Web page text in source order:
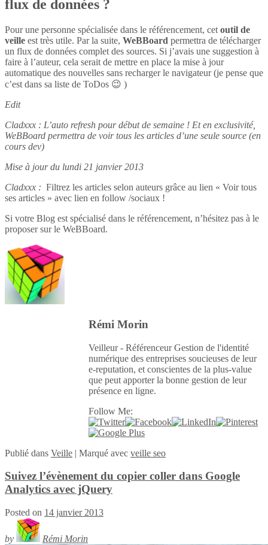
flux de données ?
Pour une personne spécialisée dans le référencement, cet outil de
veille est très utile. Par la suite, WeBBoard permettra de télécharger
un flux de données complet des sources. Si j’avais une suggestion à
faire à l’auteur, cela serait de mettre en place la mise à jour
automatique des nouvelles sans recharger le navigateur (je pense que
c’est dans sa liste de ToDos 😉 )
Edit
Cladxxx : L’auto refresh pour début de semaine ! Et en exclusivité,
WeBBoard permettra de voir tous les articles d’une seule source (en
cours dev)
Mise à jour du lundi 21 janvier 2013
Cladxxx : Filtrez les articles selon auteurs grâce au lien « Voir tous
ses articles » avec lien en follow /sociaux !
Si votre Blog est spécialisé dans le référencement, n’hésitez pas à le
proposer sur le WeBBoard.
Rémi Morin
Veilleur - Référenceur Gestion de l'identité
numérique des entreprises soucieuses de leur
e-reputation, et conscientes de la plus-value
que peut apporter la bonne gestion de leur
présence en ligne.
Follow Me:
Publié dans Veille | Marqué avec veille seo
Suivez l’évènement du copier coller dans Google
Analytics avec jQuery
Posted on 14 janvier 2013
by Rémi Morin